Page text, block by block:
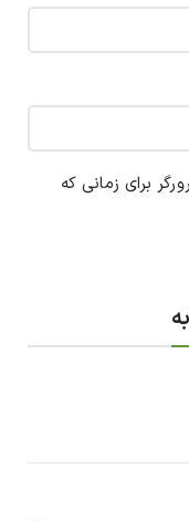
برای زمانی که